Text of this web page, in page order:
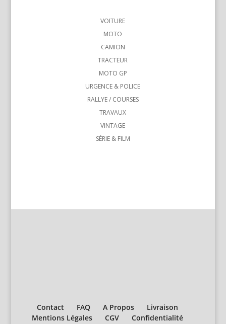
VOITURE
MOTO
CAMION
TRACTEUR
MOTO GP
URGENCE & POLICE
RALLYE / COURSES
TRAVAUX
VINTAGE
SÉRIE & FILM
Contact FAQ A Propos
Livraison
Mentions Légales
CGV Confidentialité